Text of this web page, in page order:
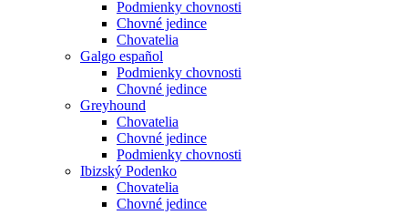
Podmienky chovnosti
Chovné jedince
Chovatelia
Galgo español
Podmienky chovnosti
Chovné jedince
Greyhound
Chovatelia
Chovné jedince
Podmienky chovnosti
Ibizský Podenko
Chovatelia
Chovné jedince